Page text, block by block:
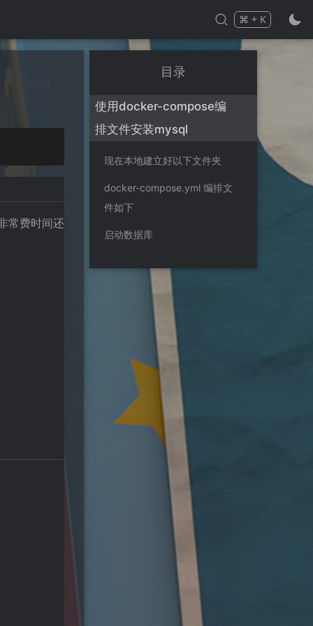
Press
⌘ +
and K
to search
常费时间还
目录
使用docker-compose编
排文件安装mysql
现在本地建立好以下文件夹
docker-compose.yml 编排文
件如下
启动数据库